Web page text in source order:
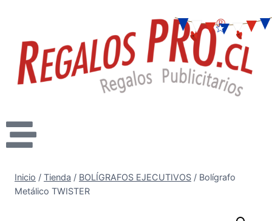
Inicio / Tienda / BOLÍGRAFOS EJECUTIVOS / Bolígrafo
Metálico TWISTER